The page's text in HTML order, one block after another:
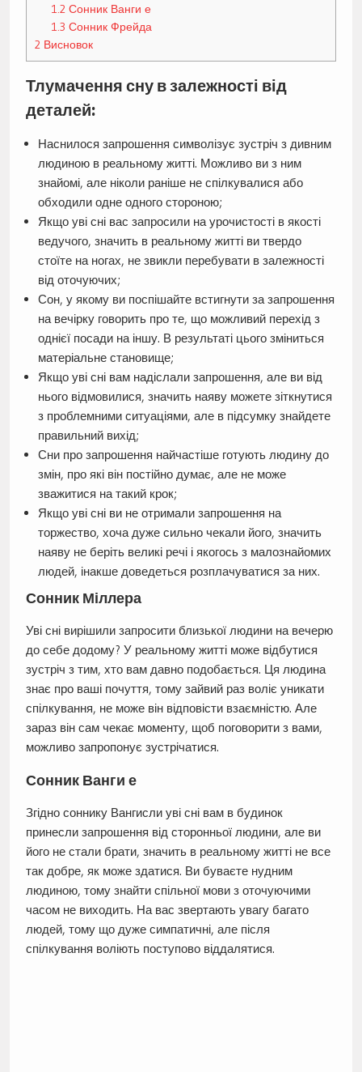
1.2 Сонник Ванги е
1.3 Сонник Фрейда
2Висновок
Тлумачення сну в залежності від
деталей:
Наснилося запрошення символізує зустріч з дивним
людиною в реальному житті. Можливо ви з ним
знайомі, але ніколи раніше не спілкувалися або
обходили одне одного стороною;
Якщо уві сні вас запросили на урочистості в якості
ведучого, значить в реальному житті ви твердо
стоїте на ногах, не звикли перебувати в залежності
від оточуючих;
Сон, у якому ви поспішайте встигнути за запрошення
на вечірку говорить про те, що можливий перехід з
однієї посади на іншу. В результаті цього зміниться
матеріальне становище;
Якщо уві сні вам надіслали запрошення, але ви від
нього відмовилися, значить наяву можете зіткнутися
з проблемними ситуаціями, але в підсумку знайдете
правильний вихід;
Сни про запрошення найчастіше готують людину до
змін, про які він постійно думає, але не може
зважитися на такий крок;
Якщо уві сні ви не отримали запрошення на
торжество, хоча дуже сильно чекали його, значить
наяву не беріть великі речі і якогось з малознайомих
людей, інакше доведеться розплачуватися за них.
Сонник Міллера
Уві сні вирішили запросити близької людини на вечерю
до себе додому? У реальному житті може відбутися
зустріч з тим, хто вам давно подобається. Ця людина
знає про ваші почуття, тому зайвий раз воліє уникати
спілкування, не може він відповісти взаємністю. Але
зараз він сам чекає моменту, щоб поговорити з вами,
можливо запропонує зустрічатися.
Сонник Ванги е
Згідно соннику Вангисли уві сні вам в будинок
принесли запрошення від сторонньої людини, але ви
його не стали брати, значить в реальному житті не все
так добре, як може здатися. Ви буваєте нудним
людиною, тому знайти спільної мови з оточуючими
часом не виходить. На вас звертають увагу багато
людей, тому що дуже симпатичні, але після
спілкування воліють поступово віддалятися.